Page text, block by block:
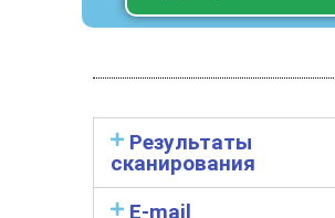
Результаты
сканирования
E-mail